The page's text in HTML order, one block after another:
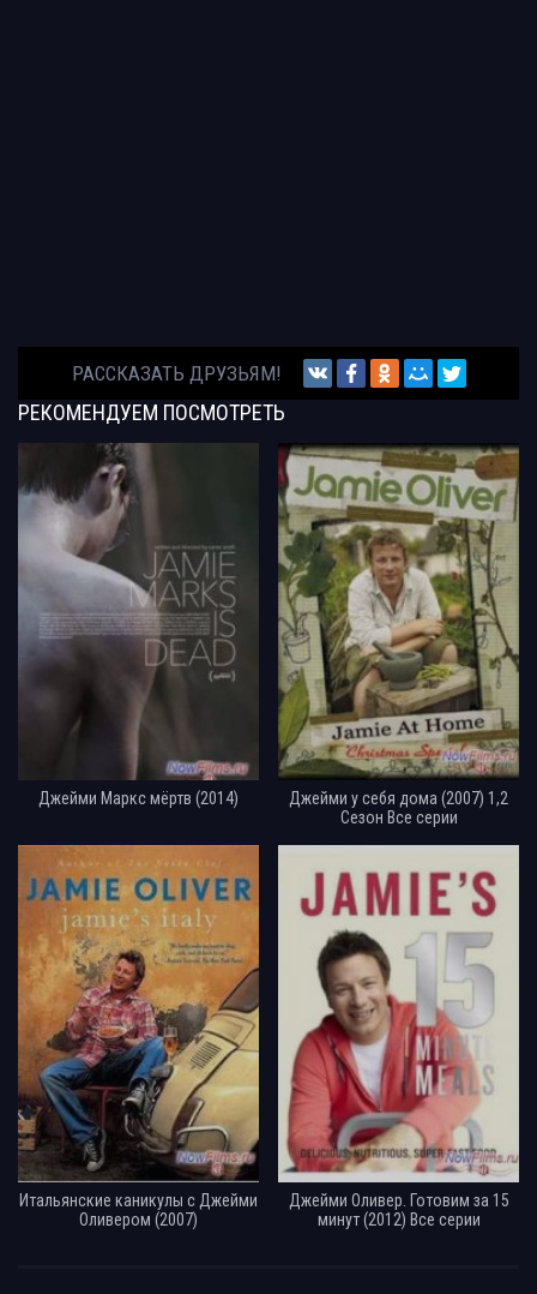
РАССКАЗАТЬ ДРУЗЬЯМ!
РЕКОМЕНДУЕМ ПОСМОТРЕТЬ
Джейми Маркс мёртв (2014)
Джейми у себя дома (2007) 1,2
Сезон Все серии
Итальянские каникулы с Джейми
Оливером (2007)
Джейми Оливер. Готовим за 15
минут (2012) Все серии